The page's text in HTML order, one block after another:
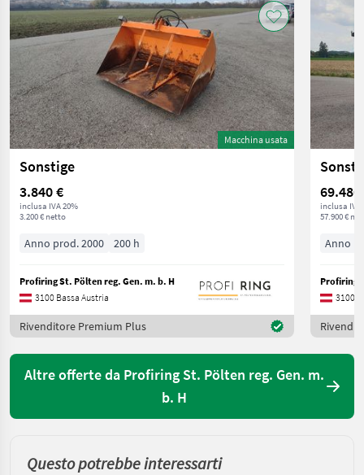
Macchina usata
Sonstige
3.840 €
inclusa IVA 20%
3.200 € netto
Anno prod. 2000 200 h
Profiring St. Pölten reg. Gen. m. b. H
3100 Bassa Austria
Rivenditore Premium Plus
69.480
inclusa IVA
57.900 €
Anno
Profiring
3100
Altre offerte da Profiring St. Pölten reg. Gen. m.
b. H
Questo potrebbe interessarti